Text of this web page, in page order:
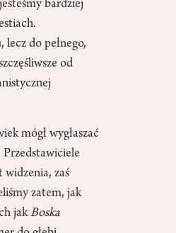
bardziej
do pełnego,
od
mógł wygłaszać
Przedstawiciele
zaś
zatem, jak
jakBoska